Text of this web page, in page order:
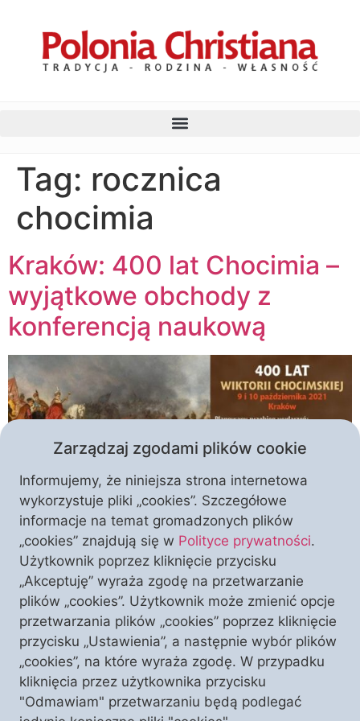
Tag: rocznica
chocimia
Kraków: 400 lat Chocimia –
wyjątkowe obchody z
konferencją naukową
Konferencja historyczna pt. „Fidei Defensor”, Apel
Poległych i Msza Święta – w taki sposób w Krakowie
zaznaczona zostanie 400. rocznica Wiktorii
Chocimskiej z 1621 roku. Wydarzenia zaplanowane
zostały na 9 i 10 października 2021 roku.
Zapraszamy! Bitwa pod Chocimiem w 1921 roku,
będąca konsekwencją eskalacji stosunków
pomiędzy Turcją i Rzeczpospolitą, przeszła do historii
jako wielkie […]
Zarządzaj zgodami plików cookie
Informujemy, że niniejsza strona internetowa
wykorzystuje pliki „cookies”. Szczegółowe
informacje na temat gromadzonych plików
„cookies” znajdują się w Polityce prywatności.
Użytkownik poprzez kliknięcie przycisku
„Akceptuję” wyraża zgodę na przetwarzanie
plików „cookies”. Użytkownik może zmienić opcje
przetwarzania plików „cookies” poprzez kliknięcie
przycisku „Ustawienia”, a następnie wybór plików
„cookies”, na które wyraża zgodę. W przypadku
kliknięcia przez użytkownika przycisku
"Odmawiam" przetwarzaniu będą podlegać